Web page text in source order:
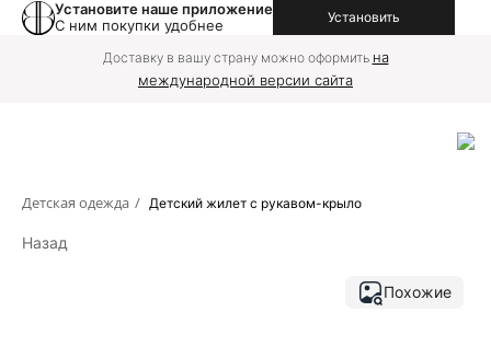
Установите наше приложение
С ним покупки удобнее
Установить
Доставку в вашу страну можно оформить на
международной версии сайта
Детская одежда / Детский жилет с рукавом-крыло
Назад
Похожие